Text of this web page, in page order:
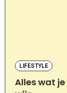
LIFESTYLE
Alles wat